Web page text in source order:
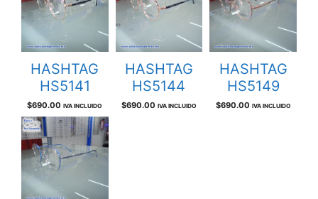
HASHTAG
HS5141
$690.00 IVA INCLUIDO
HASHTAG
HS5144
$690.00 IVA INCLUIDO
HASHTAG
HS5149
$690.00 IVA INCLUIDO